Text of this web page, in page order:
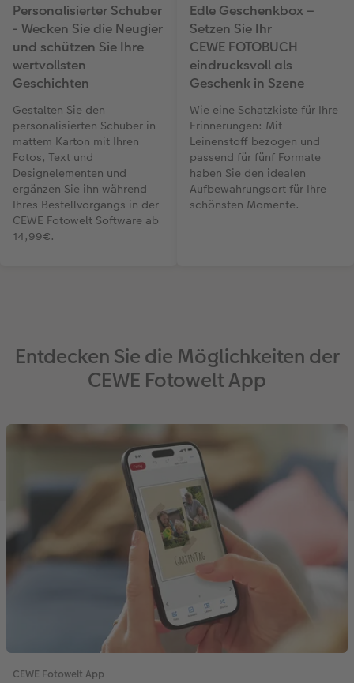
Personalisierter Schuber
- Wecken Sie die Neugier
und schützen Sie Ihre
wertvollsten
Geschichten
Gestalten Sie den
personalisierten Schuber in
mattem Karton mit Ihren
Fotos, Text und
Designelementen und
ergänzen Sie ihn während
Ihres Bestellvorgangs in der
CEWE Fotowelt Software ab
14,99€.
Edle Geschenkbox –
Setzen Sie Ihr
CEWE FOTOBUCH
eindrucksvoll als
Geschenk in Szene
Wie eine Schatzkiste für Ihre
Erinnerungen: Mit
Leinenstoff bezogen und
passend für fünf Formate
haben Sie den idealen
Aufbewahrungsort für Ihre
schönsten Momente.
Entdecken Sie die Möglichkeiten der
CEWE Fotowelt App
CEWE Fotowelt App